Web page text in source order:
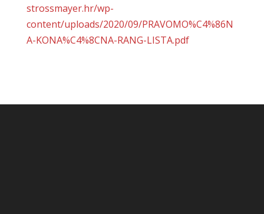
strossmayer.hr/wp-
content/uploads/2020/09/PRAVOMO%C4%86N
A-KONA%C4%8CNA-RANG-LISTA.pdf